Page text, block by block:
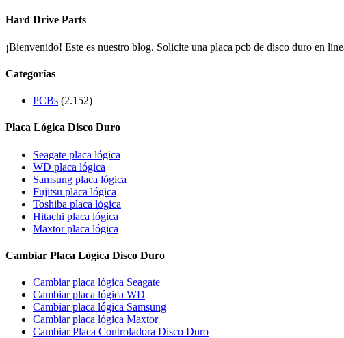
Hard Drive Parts
¡Bienvenido! Este es nuestro blog. Solicite una placa pcb de disco duro en
Categorías
PCBs (2.152)
Placa Lógica Disco Duro
Seagate placa lógica
WD placa lógica
Samsung placa lógica
Fujitsu placa lógica
Toshiba placa lógica
Hitachi placa lógica
Maxtor placa lógica
Cambiar Placa Lógica Disco Duro
Cambiar placa lógica Seagate
Cambiar placa lógica WD
Cambiar placa lógica Samsung
Cambiar placa lógica Maxtor
Cambiar Placa Controladora Disco Duro